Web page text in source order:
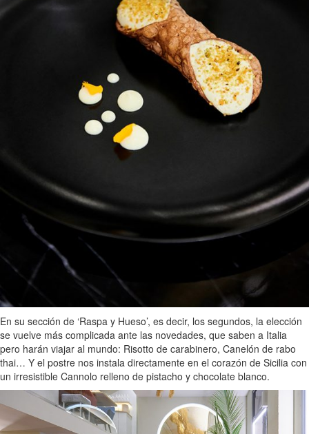
En su sección de ‘Raspa y Hueso’, es decir, los segundos, la elección
se vuelve más complicada ante las novedades, que saben a Italia
pero harán viajar al mundo: Risotto de carabinero, Canelón de rabo
thai… Y el postre nos instala directamente en el corazón de Sicilia con
un irresistible Cannolo relleno de pistacho y chocolate blanco.